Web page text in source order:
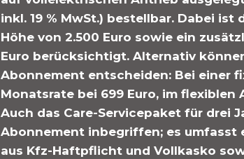
inkl. 19 % MwSt.) bestellbar. Dabei
Höhe von 2.500 Euro sowie ein
Euro berücksichtigt. Alternativ
Abonnement entscheiden: Bei einer
Monatsrate bei 699 Euro, im
Auch das Care-Servicepaket für drei
Abonnement inbegriffen; es umfasst
aus Kfz-Haftpflicht und Vollkasko